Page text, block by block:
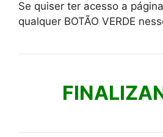
Se quiser ter acesso a
qualquer BOTÃO VERDE